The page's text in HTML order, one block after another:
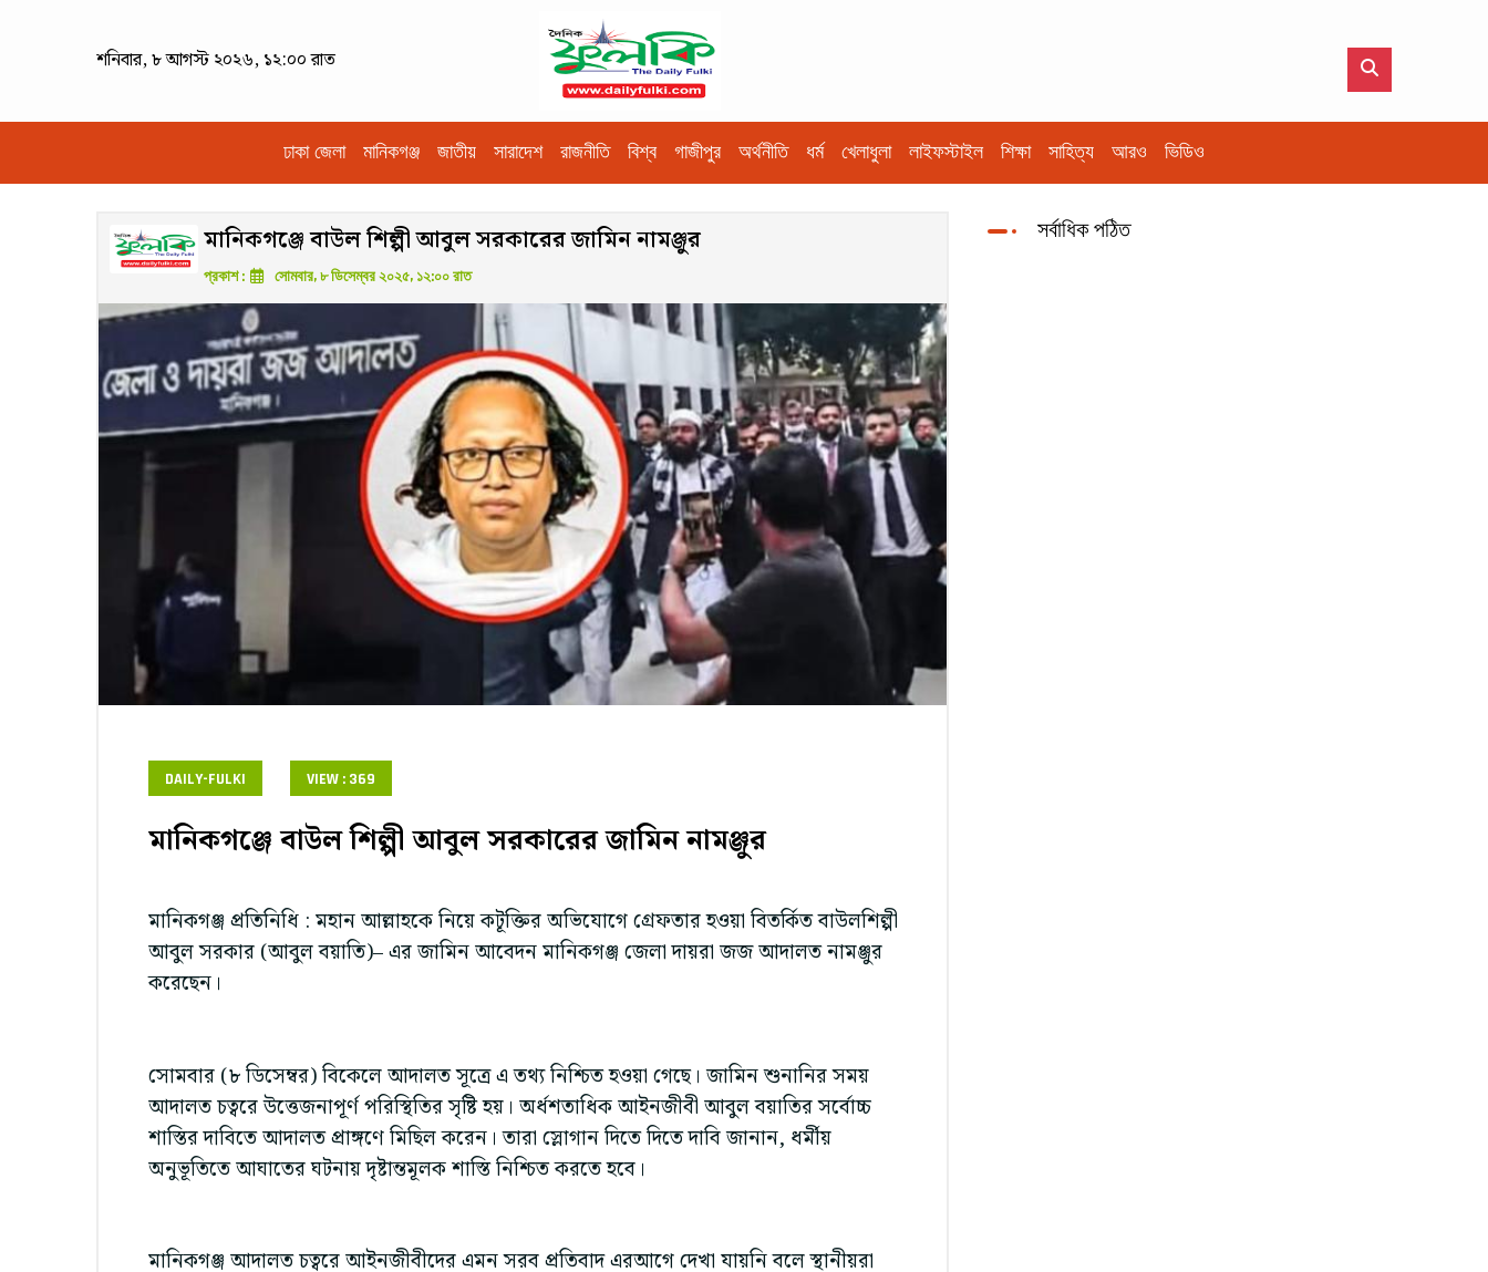
শনিবার, ৮ আগস্ট ২০২৬, ১২:০০ রাত
ঢাকা জেলা মানিকগঞ্জ জাতীয় সারাদেশ রাজনীতি বিশ্ব গাজীপুর অর্থনীতি ধর্ম খেলাধুলা লাইফস্টাইল শিক্ষা সাহিত্য আরও ভিডিও
মানিকগঞ্জে বাউল শিল্পী আবুল সরকারের জামিন নামঞ্জুর
প্রকাশ : সোমবার, ৮ ডিসেম্বর ২০২৫, ১২:০০ রাত
DAILY-FULKI VIEW : 369
মানিকগঞ্জে বাউল শিল্পী আবুল সরকারের জামিন নামঞ্জুর
মানিকগঞ্জ প্রতিনিধি : মহান আল্লাহকে নিয়ে কটূক্তির অভিযোগে গ্রেফতার হওয়া বিতর্কিত বাউলশিল্পী
আবুল সরকার (আবুল বয়াতি)– এর জামিন আবেদন মানিকগঞ্জ জেলা দায়রা জজ আদালত নামঞ্জুর
করেছেন।
সোমবার (৮ ডিসেম্বর) বিকেলে আদালত সূত্রে এ তথ্য নিশ্চিত হওয়া গেছে। জামিন শুনানির সময়
আদালত চত্বরে উত্তেজনাপূর্ণ পরিস্থিতির সৃষ্টি হয়। অর্ধশতাধিক আইনজীবী আবুল বয়াতির সর্বোচ্চ
শাস্তির দাবিতে আদালত প্রাঙ্গণে মিছিল করেন। তারা স্লোগান দিতে দিতে দাবি জানান, ধর্মীয়
অনুভূতিতে আঘাতের ঘটনায় দৃষ্টান্তমূলক শাস্তি নিশ্চিত করতে হবে।
মানিকগঞ্জ আদালত চত্বরে আইনজীবীদের এমন সরব প্রতিবাদ এরআগে দেখা যায়নি বলে স্থানীয়রা
সর্বাধিক পঠিত